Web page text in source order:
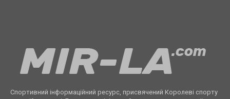
Спортивний інформаційний ресурс, присвячений Королеві спорту